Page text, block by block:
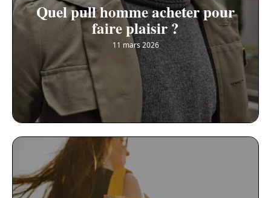
Quel pull homme acheter pour
faire plaisir ?
11 mars 2026